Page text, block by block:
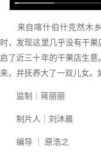
来自喀什伯什克然木乡
时，发现这里几乎没有干
启了近三十年的干果店生
来，并抚养大了一双儿女。
监制｜蒋丽丽
制片人｜刘沐晨
编导 ｜ 原浩之